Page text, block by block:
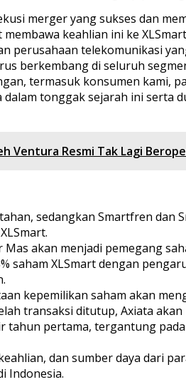
merger yang sukses dan
keahlian ini ke
perusahaan telekomunikasi
berkembang di seluruh
termasuk konsumen kami,
tonggak sejarah ini serta
Ventura Resmi Tak Lagi
sedangkan Smartfren dan
Mas akan menjadi pemegang
saham XLSmart dengan
kepemilikan saham akan
transaksi ditutup, Axiata akan
tahun pertama, tergantung
dan sumber daya dari
Indonesia.